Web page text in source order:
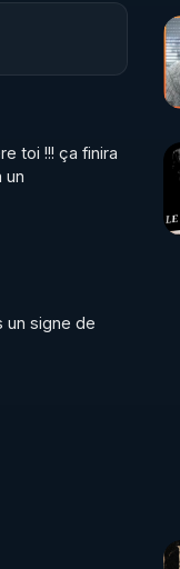
contre les
: Les
toi !!! ça finira
un
un signe de